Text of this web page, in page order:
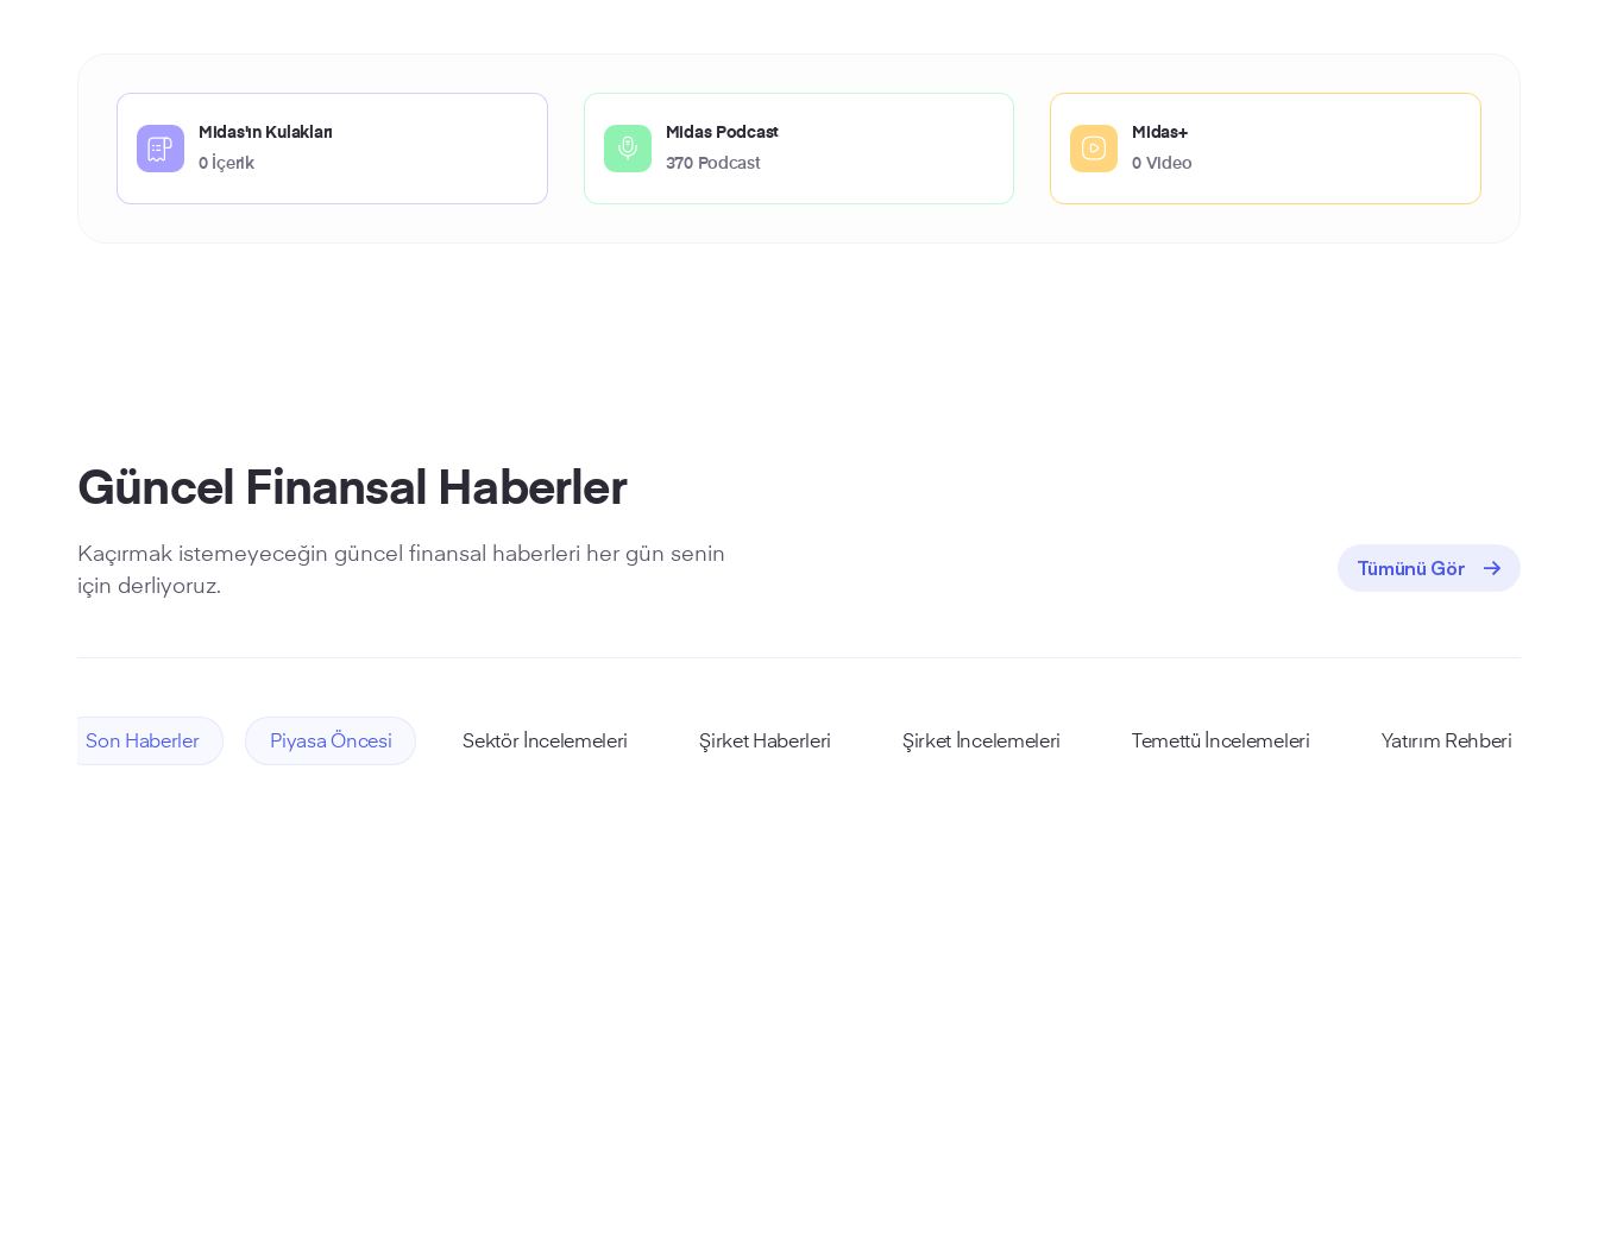
Midas'ın Kulakları
0 İçerik
Midas Podcast
370 Podcast
Midas+
0 Video
Güncel Finansal Haberler
Kaçırmak istemeyeceğin güncel finansal haberleri her gün senin
için derliyoruz.
Tümünü Gör
Son Haberler Piyasa Öncesi Sektör İncelemeleri Şirket Haberleri Şirket İncelemeleri Temettü İncelemeleri Yatırım Rehberi